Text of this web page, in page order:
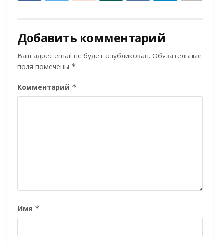
Добавить комментарий
Ваш адрес email не будет опубликован. Обязательные
поля помечены *
Комментарий *
Имя *